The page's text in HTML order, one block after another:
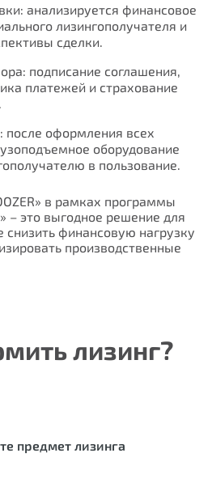
: анализируется финансовое
лизингополучателя и
сделки.
: подписание соглашения,
платежей и страхование
: после оформления всех
оборудование
в пользование.
в рамках программы
– это выгодное решение для
финансовую нагрузку
производственные
лизинг?
предмет лизинга